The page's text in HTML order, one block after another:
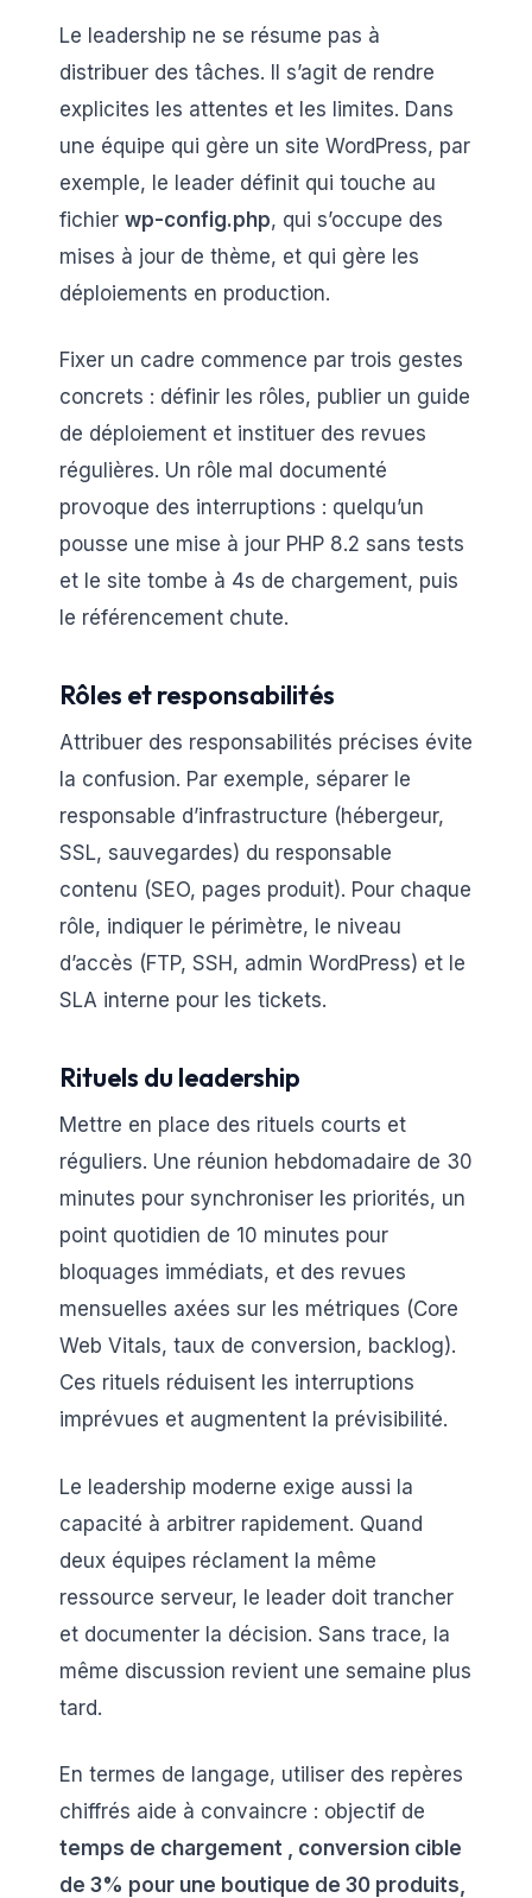
Le leadership ne se résume pas à
distribuer des tâches. Il s’agit de rendre
explicites les attentes et les limites. Dans
une équipe qui gère un site WordPress, par
exemple, le leader définit qui touche au
fichier wp-config.php, qui s’occupe des
mises à jour de thème, et qui gère les
déploiements en production.
Fixer un cadre commence par trois gestes
concrets : définir les rôles, publier un guide
de déploiement et instituer des revues
régulières. Un rôle mal documenté
provoque des interruptions : quelqu’un
pousse une mise à jour PHP 8.2 sans tests
et le site tombe à 4s de chargement, puis
le référencement chute.
Rôles et responsabilités
Attribuer des responsabilités précises évite
la confusion. Par exemple, séparer le
responsable d’infrastructure (hébergeur,
SSL, sauvegardes) du responsable
contenu (SEO, pages produit). Pour chaque
rôle, indiquer le périmètre, le niveau
d’accès (FTP, SSH, admin WordPress) et le
SLA interne pour les tickets.
Rituels du leadership
Mettre en place des rituels courts et
réguliers. Une réunion hebdomadaire de 30
minutes pour synchroniser les priorités, un
point quotidien de 10 minutes pour
bloquages immédiats, et des revues
mensuelles axées sur les métriques (Core
Web Vitals, taux de conversion, backlog).
Ces rituels réduisent les interruptions
imprévues et augmentent la prévisibilité.
Le leadership moderne exige aussi la
capacité à arbitrer rapidement. Quand
deux équipes réclament la même
ressource serveur, le leader doit trancher
et documenter la décision. Sans trace, la
même discussion revient une semaine plus
tard.
En termes de langage, utiliser des repères
chiffrés aide à convaincre : objectif de
temps de chargement , conversion cible
de 3% pour une boutique de 30 produits,